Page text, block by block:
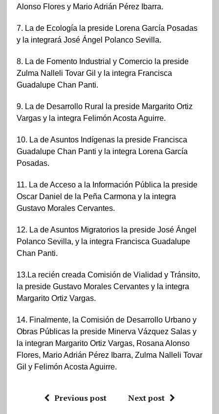
Alonso Flores y Mario Adrián Pérez Ibarra.
7. La de Ecología la preside Lorena García Posadas
y la integrará José Ángel Polanco Sevilla.
8. La de Fomento Industrial y Comercio la preside
Zulma Nalleli Tovar Gil y la integra Francisca
Guadalupe Chan Panti.
9. La de Desarrollo Rural la preside Margarito Ortiz
Vargas y la integra Felimón Acosta Aguirre.
10. La de Asuntos Indígenas la preside Francisca
Guadalupe Chan Panti y la integra Lorena García
Posadas.
11. La de Acceso a la Información Pública la preside
Oscar Daniel de la Peña Carmona y la integra
Gustavo Morales Cervantes.
12. La de Asuntos Migratorios la preside José Ángel
Polanco Sevilla, y la integra Francisca Guadalupe
Chan Panti.
13.La recién creada Comisión de Vialidad y Tránsito,
la preside Gustavo Morales Cervantes y la integra
Margarito Ortiz Vargas.
14. Finalmente, la Comisión de Desarrollo Urbano y
Obras Públicas la preside Minerva Vázquez Salas y
la integran Margarito Ortiz Vargas, Rosana Alonso
Flores, Mario Adrián Pérez Ibarra, Zulma Nalleli Tovar
Gil y Felimón Acosta Aguirre.
Previous post Next post